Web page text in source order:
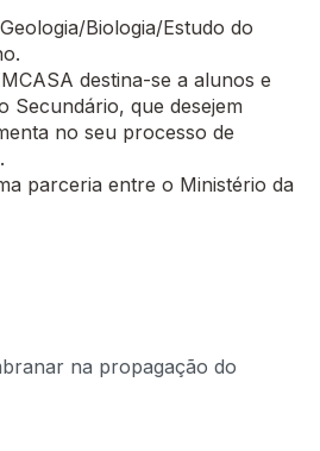
Biologia/Estudo do
destina-se a alunos e
Secundário, que desejem
no seu processo de
parceria entre o Ministério da
na propagação do